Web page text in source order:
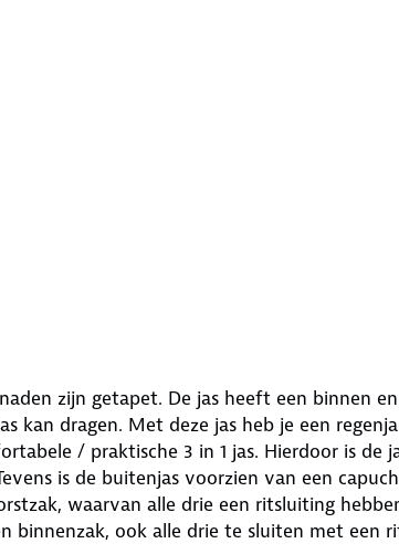
zijn getapet. De jas heeft een binnen
kan dragen. Met deze jas heb je een
/ praktische 3 in 1 jas. Hierdoor is de
is de buitenjas voorzien van een
waarvan alle drie een ritsluiting
binnenzak, ook alle drie te sluiten met een